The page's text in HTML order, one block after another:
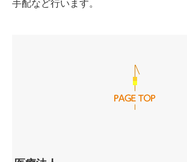
手配など行います。